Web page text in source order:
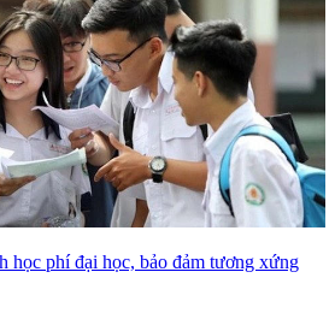
học phí đại học, bảo đảm tương xứng